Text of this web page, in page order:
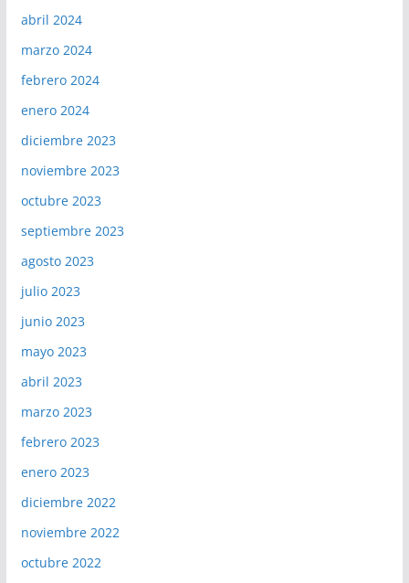
abril 2024
marzo 2024
febrero 2024
enero 2024
diciembre 2023
noviembre 2023
octubre 2023
septiembre 2023
agosto 2023
julio 2023
junio 2023
mayo 2023
abril 2023
marzo 2023
febrero 2023
enero 2023
diciembre 2022
noviembre 2022
octubre 2022